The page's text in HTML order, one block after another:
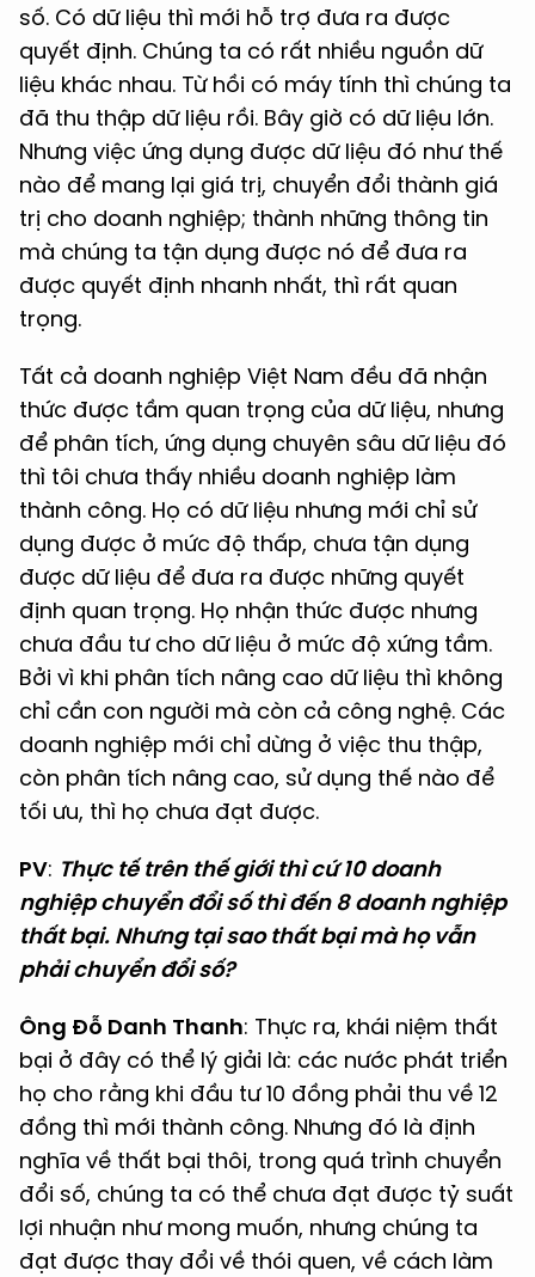
số. Có dữ liệu thì mới hỗ trợ đưa ra được
quyết định. Chúng ta có rất nhiều nguồn dữ
liệu khác nhau. Từ hồi có máy tính thì chúng ta
đã thu thập dữ liệu rồi. Bây giờ có dữ liệu lớn.
Nhưng việc ứng dụng được dữ liệu đó như thế
nào để mang lại giá trị, chuyển đổi thành giá
trị cho doanh nghiệp; thành những thông tin
mà chúng ta tận dụng được nó để đưa ra
được quyết định nhanh nhất, thì rất quan
trọng.
Tất cả doanh nghiệp Việt Nam đều đã nhận
thức được tầm quan trọng của dữ liệu, nhưng
để phân tích, ứng dụng chuyên sâu dữ liệu đó
thì tôi chưa thấy nhiều doanh nghiệp làm
thành công. Họ có dữ liệu nhưng mới chỉ sử
dụng được ở mức độ thấp, chưa tận dụng
được dữ liệu để đưa ra được những quyết
định quan trọng. Họ nhận thức được nhưng
chưa đầu tư cho dữ liệu ở mức độ xứng tầm.
Bởi vì khi phân tích nâng cao dữ liệu thì không
chỉ cần con người mà còn cả công nghệ. Các
doanh nghiệp mới chỉ dừng ở việc thu thập,
còn phân tích nâng cao, sử dụng thế nào để
tối ưu, thì họ chưa đạt được.
PV: Thực tế trên thế giới thì cứ 10 doanh
nghiệp chuyển đổi số thì đến 8 doanh nghiệp
thất bại. Nhưng tại sao thất bại mà họ vẫn
phải chuyển đổi số?
Ông Đỗ Danh Thanh: Thực ra, khái niệm thất
bại ở đây có thể lý giải là: các nước phát triển
họ cho rằng khi đầu tư 10 đồng phải thu về 12
đồng thì mới thành công. Nhưng đó là định
nghĩa về thất bại thôi, trong quá trình chuyển
đổi số, chúng ta có thể chưa đạt được tỷ suất
lợi nhuận như mong muốn, nhưng chúng ta
đạt được thay đổi về thói quen, về cách làm